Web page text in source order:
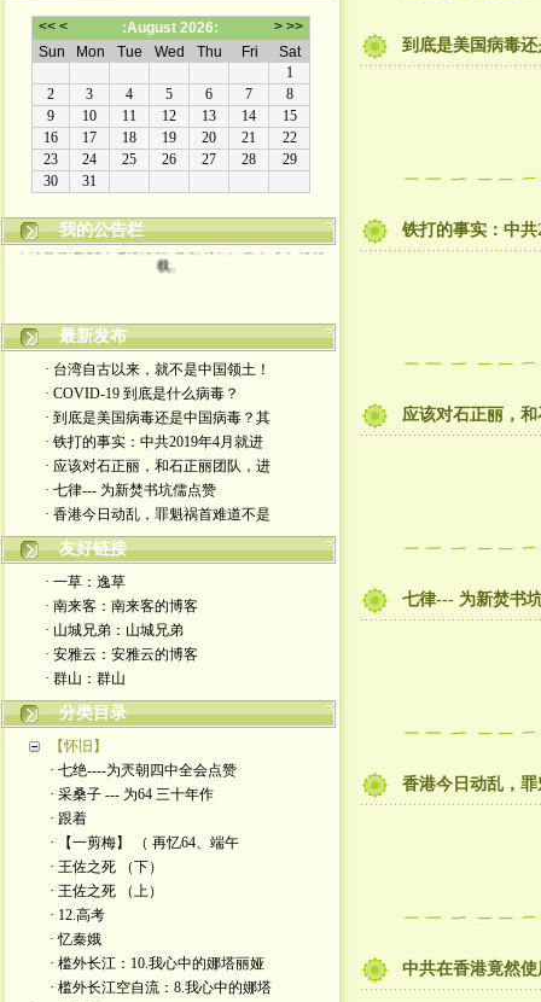
我的公告栏
本博客原创文章版权属作者所有, 未经许可不得转
载。
最新发布
· 台湾自古以来，就不是中国领土！
· COVID-19 到底是什么病毒？
· 到底是美国病毒还是中国病毒？其
· 铁打的事实：中共2019年4月就进
· 应该对石正丽，和石正丽团队，进
· 七律--- 为新焚书坑儒点赞
· 香港今日动乱，罪魁祸首难道不是
友好链接
· 一草：逸草
· 南来客：南来客的博客
· 山城兄弟：山城兄弟
· 安雅云：安雅云的博客
· 群山：群山
分类目录
【怀旧】
· 七绝----为兲朝四中全会点赞
· 采桑子 --- 为64 三十年作
· 跟着
· 【一剪梅】 （ 再忆64、端午
· 王佐之死 （下）
· 王佐之死 （上）
· 12.高考
· 忆秦娥
· 槛外长江：10.我心中的娜塔丽娅
· 槛外长江空自流：8.我心中的娜塔
到底是美国病毒
铁打的事实：中
应该对石正丽，
七律--- 为新焚书
香港今日动乱，
中共在香港竟然